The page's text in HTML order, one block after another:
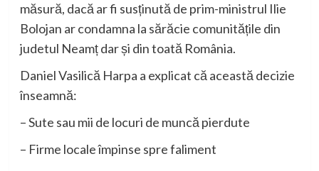
măsură, dacă ar fi susținută de prim-ministrul Ilie
Bolojan ar condamna la sărăcie comunitățile din
judetul Neamț dar și din toată România.
Daniel Vasilică Harpa a explicat că această decizie
înseamnă:
– Sute sau mii de locuri de muncă pierdute
– Firme locale împinse spre faliment